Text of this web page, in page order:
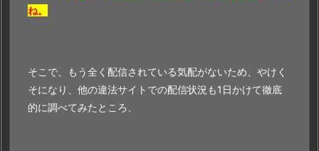
ね。
そこで、もう全く配信されている気配がないため、やけく
そになり、他の違法サイトでの配信状況も1日かけて徹底
的に調べてみたところ、